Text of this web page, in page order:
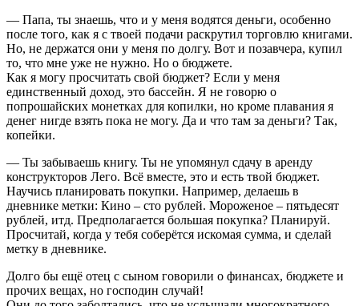
— Папа, ты знаешь, что и у меня водятся деньги, особенно
после того, как я с твоей подачи раскрутил торговлю книгами.
Но, не держатся они у меня по долгу. Вот и позавчера, купил
то, что мне уже не нужно. Но о бюджете.
Как я могу просчитать свой бюджет? Если у меня
единственный доход, это бассейн. Я не говорю о
попрошайских монетках для копилки, но кроме плавания я
денег нигде взять пока не могу. Да и что там за деньги? Так,
копейки.
— Ты забываешь книгу. Ты не упомянул сдачу в аренду
конструкторов Лего. Всё вместе, это и есть твой бюджет.
Научись планировать покупки. Например, делаешь в
дневнике метки: Кино – сто рублей. Мороженое – пятьдесят
рублей, итд. Предполагается большая покупка? Планируй.
Просчитай, когда у тебя соберётся искомая сумма, и сделай
метку в дневнике.
Долго бы ещё отец с сыном говорили о финансах, бюджете и
прочих вещах, но господин случай!